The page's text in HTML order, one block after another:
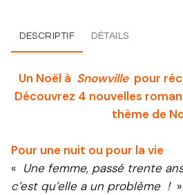
DESCRIPTIF DÉTAILS
Un Noël à Snowville pour
Découvrez 4 nouvelles
thème de
Pour une nuit ou pour la vie
« Une femme, passé trente
c’est qu’elle a un problème !»